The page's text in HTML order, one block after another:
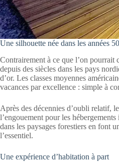
Une silhouette née dans les années 50
Contrairement à ce que l’on pourrait
depuis des siècles dans les pays
d’or. Les classes moyennes
vacances par excellence : simple à
Après des décennies d’oubli relatif,
l’engouement pour les
dans les paysages forestiers en font
l’essentiel.
Une expérience d’habitation à part